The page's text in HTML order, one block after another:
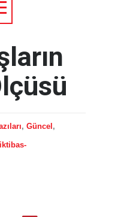
, Güncel,
iktibas-